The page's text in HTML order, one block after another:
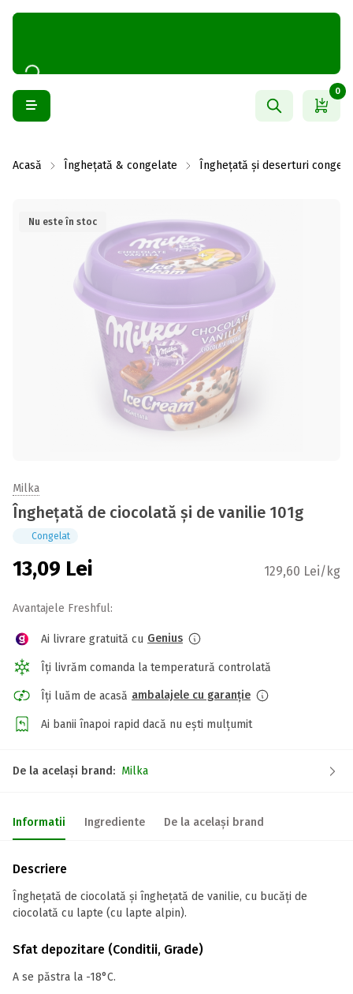
0
Acasă Înghețată & congelate Înghețată și deserturi
Nu este în stoc
Milka
Înghețată de ciocolată și de vanilie 101g
Congelat
13,09 Lei 129,60 Lei/kg
Avantajele Freshful:
Ai livrare gratuită cu Genius
Îți livrăm comanda la temperatură controlată
Îți luăm de acasă ambalajele cu garanție
Ai banii înapoi rapid dacă nu ești mulțumit
De la același brand: Milka
Informatii Ingrediente De la același brand
Descriere
Înghețată de ciocolată și înghețată de vanilie, cu bucăți de
ciocolată cu lapte (cu lapte alpin).
Sfat depozitare (Conditii, Grade)
A se păstra la -18°C.